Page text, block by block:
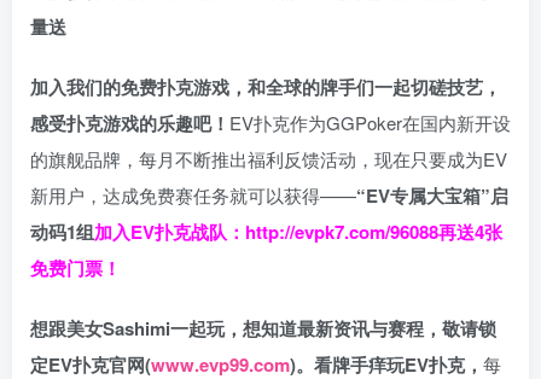
量送
加入我们的免费扑克游戏，和全球的牌手们一起切磋技艺，
感受扑克游戏的乐趣吧！ EV扑克作为GGPoker在国内新开设
的旗舰品牌，每月不断推出福利反馈活动，现在只要成为EV
新用户，达成免费赛任务就可以获得——“EV专属大宝箱”启
动码1组加入EV扑克战队： http://evpk7.com/96088再送4张
免费门票！
想跟美女Sashimi一起玩， 想知道最新资讯与赛程， 敬请锁
定EV扑克官网(www.evp99.com)。 看牌手痒玩EV扑克， 每